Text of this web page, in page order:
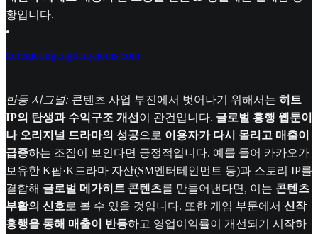
황입니다.
•
koreajoongangdaily.joins.com
반등 시그널: 콘텐츠 사업 부진에서 벗어나기 위해서는 히트
IP의 탄생과 수익구조 개선 이 관건입니다. 글로벌 흥행 웹툰이
나 오리지널 드라마의 성공으로 이용자가 다시 몰리고 매출이
급증하는 조짐이 보인다면 긍정적입니다. 예를 들어 카카오가
보유한 K팝·K드라마 자산(SM엔터테인먼트 등)과 스토리 IP를
결합해 글로벌 메가히트 콘텐츠를 만들어낸다면, 이는 콘텐츠
부활의 신호 로 볼 수 있을 것입니다. 또한 게임 부문에서 신작
흥행을 통해 매출이 반등하고 영업이익률이 개선되기 시작하